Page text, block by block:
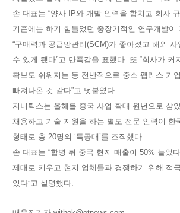
손 대표는 “양사 IP와 개발 인력을 합치고 회사
기존에는 하기 힘들었던 중장기적인 연구개발이
“구매력과 공급망관리(SCM)가 좋아졌고 해외
수 있게 됐다”고 만족감을 표했다. 또 “회사가 커
확보도 쉬워지는 등 전반적으로 중소 팹리스 기
빠져나온 것 같다”고 덧붙였다.
지니틱스는 올해를 중국 사업 확대 원년으로 삼
채용하고 기술 지원을 하는 별도 전문 인력이 한
형태로 총 20명의 ‘특공대’를 조직했다.
손 대표는 “합병 뒤 중국 현지 매출이 50% 늘었
제대로 키우고 현지 업체들과 경쟁하기 위해 적
있다”고 설명했다.